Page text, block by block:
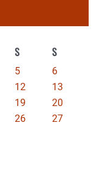
S S
5
6
12
13
19
20
26
27